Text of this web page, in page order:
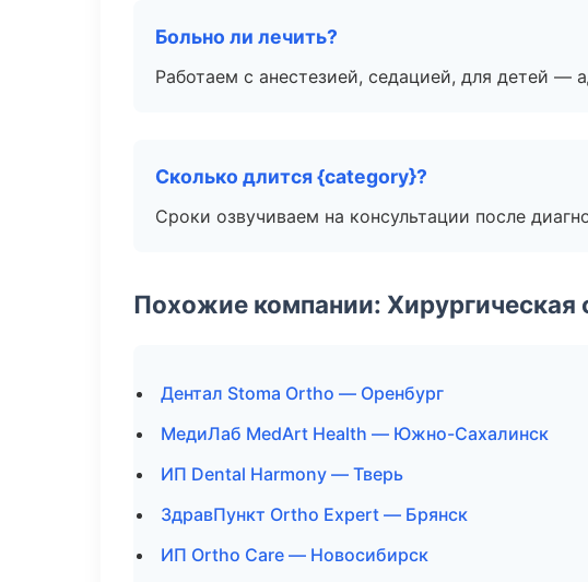
Больно ли лечить?
Работаем с анестезией, седацией, для детей —
Сколько длится {category}?
Сроки озвучиваем на консультации после
Похожие компании: Хирургическая
Дентал Stoma Ortho — Оренбург
МедиЛаб MedArt Health — Южно-Сахалинск
ИП Dental Harmony — Тверь
ЗдравПункт Ortho Expert — Брянск
ИП Ortho Care — Новосибирск